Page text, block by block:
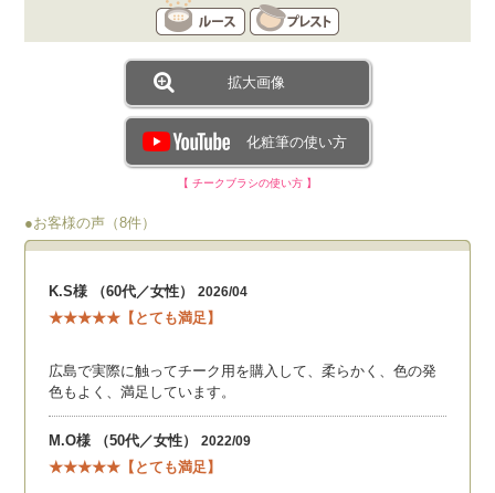
拡大画像
化粧筆の使い方
【 チークブラシの使い方 】
●お客様の声（8件）
K.S様 （60代／女性）2026/04
★★★★★【とても満足】
広島で実際に触ってチーク用を購入して、柔らかく、色の発
色もよく、満足しています。
M.O様 （50代／女性）2022/09
★★★★★【とても満足】